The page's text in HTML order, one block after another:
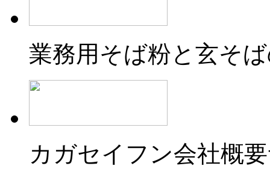
業務用そば粉と玄そ
カガセイフン会社概